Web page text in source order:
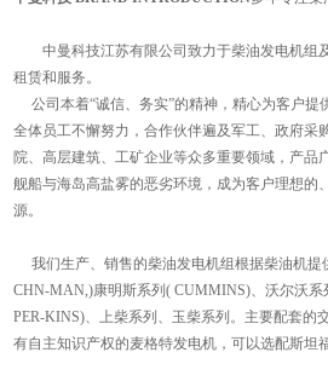
中曼科技江苏有限公司致力于柴油发电机组及
租赁和服务。
公司本着“诚信、务实”的精神，精心为客户提
全体员工不懈努力，合作伙伴遍及军工、政府采
院、高层建筑、工矿企业等众多重要领域，产品
舰船与海岛高盐雾的恶劣环境，成为客户理想的
源。
我们生产、销售的柴油发电机组根据柴油机提
CHN-MAN,)康明斯系列( CUMMINS)、沃尔沃
PER-KINS)、上柴系列、玉柴系列。主要配套的
有自主知识产权的麦格特发电机，可以选配斯坦